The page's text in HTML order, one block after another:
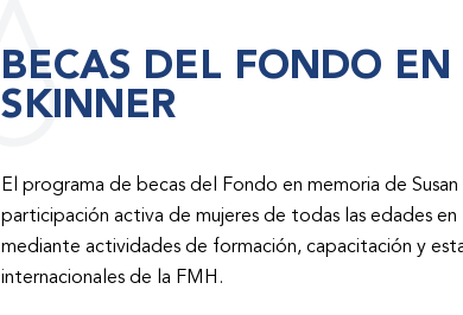
BECAS DEL FONDO
SKINNER
El programa de becas del Fondo en memoria de
participación activa de mujeres de todas las edades
mediante actividades de formación, capacitación y
internacionales de la FMH.